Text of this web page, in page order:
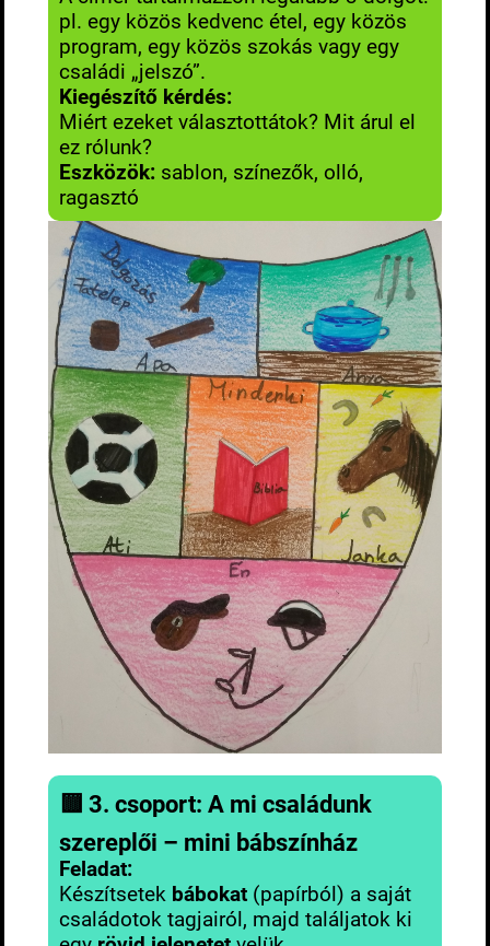
pl. egy közös kedvenc étel, egy közös
program, egy közös szokás vagy egy
családi „jelszó”.
Kiegészítő kérdés:
Miért ezeket választottátok? Mit árul el
ez rólunk?
Eszközök: sablon, színezők, olló,
ragasztó
🟨 3. csoport: A mi családunk
szereplői – mini bábszínház
Feladat:
Készítsetek bábokat (papírból) a saját
családotok tagjairól, majd találjatok ki